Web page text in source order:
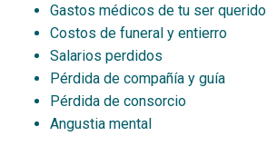
Gastos médicos de tu ser querido
Costos de funeral y entierro
Salarios perdidos
Pérdida de compañía y guía
Pérdida de consorcio
Angustia mental